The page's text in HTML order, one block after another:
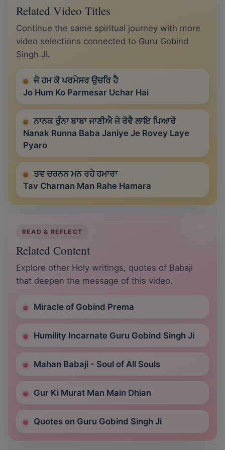
Related Video Titles
Continue the same spiritual journey with more
video selections connected to Guru Gobind
Singh Ji.
ਜੋ ਹਮ ਕੋ ਪਰਮੇਸਰ ਉਚਰਿ ਹੈ
Jo Hum Ko Parmesar Uchar Hai
ਨਾਨਕ ਰੁੰਨਾ ਬਾਬਾ ਜਾਣੀਐ ਜੇ ਰੋਵੈ ਲਾਇ ਪਿਆਰੋ
Nanak Runna Baba Janiye Je Rovey Laye
Pyaro
ਤਵ ਚਰਨਨ ਮਨ ਰਹੇ ਹਮਾਰਾ
Tav Charnan Man Rahe Hamara
READ & REFLECT
Related Content
Explore other Holy writings, quotes of Babaji
that deepen the message of this video.
Miracle of Gobind Prema
Humility Incarnate Guru Gobind Singh Ji
Mahan Babaji - Soul of All Souls
Gur Ki Murat Man Main Dhian
Quotes on Guru Gobind Singh Ji